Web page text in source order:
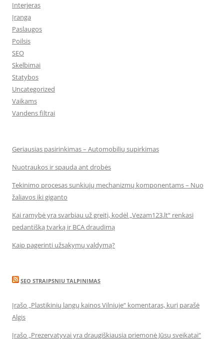
Interjeras
Įranga
Paslaugos
Poilsis
SEO
Skelbimai
Statybos
Uncategorized
Vaikams
Vandens filtrai
Geriausias pasirinkimas – Automobilių supirkimas
Nuotraukos ir spauda ant drobės
Tekinimo procesas sunkiųjų mechanizmų komponentams – Nuo
žaliavos iki giganto
Kai ramybė yra svarbiau už greitį, kodėl „Vezam123.lt“ renkasi
pedantišką tvarką ir BCA draudimą
Kaip pagerinti užsakymų valdymą?
SEO STRAIPSNIU TALPINIMAS
Įrašo „Plastikinių langų kainos Vilniuje“ komentaras, kurį parašė
Algis
Įrašo „Prezervatyvai yra draugiškiausia priemonė Jūsų sveikatai“